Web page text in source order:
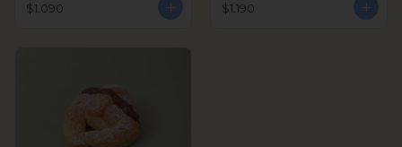
$1.090 $1.190